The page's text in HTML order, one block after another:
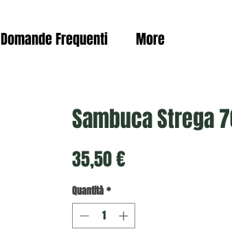
Domande Frequenti More
Sambuca Strega
35,50 €Prezzo
Quantità*